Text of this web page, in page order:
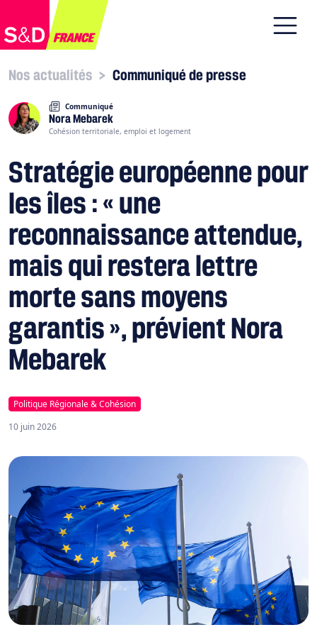
Nos actualités > Communiqué de presse
Communiqué
Nora Mebarek
Cohésion territoriale, emploi et logement
Stratégie européenne pour
les îles : « une
reconnaissance attendue,
mais qui restera lettre
morte sans moyens
garantis », prévient Nora
Mebarek
Politique Régionale & Cohésion
10 juin 2026